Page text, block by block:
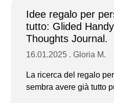
Idee regalo per
tutto: Glided
Thoughts Journal.
16.01.2025 . Gloria M.
La ricerca del regalo
sembra avere già tutto